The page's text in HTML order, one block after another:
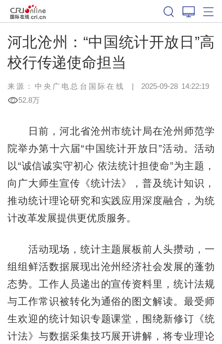
河北沧州：“中国统计开放日”高
校行传递使命担当
来源：中央广电总台国际在线 | 2025-09-28 14:22:19
52.8万
日前，河北省沧州市统计局在沧州师范学
院举办第十六届“中国统计开放日”活动。活动
以“诚信诚实守初心 依法统计担使命”为主题，
向广大师生宣传《统计法》，普及统计知识，
推动统计理论研究和实践应用深度融合，为统
计改革发展提供更优质服务。
活动现场，统计主题展板前人头攒动，一
组组鲜活数据展现出沧州经济社会发展的蓬勃
态势。工作人员递出的宣传资料里，统计法规
与工作常识被转化为通俗的图文解读。最受师
生欢迎的统计知识专题课堂，围绕新修订《统
计法》与数据采集技巧展开讲解，将专业理论